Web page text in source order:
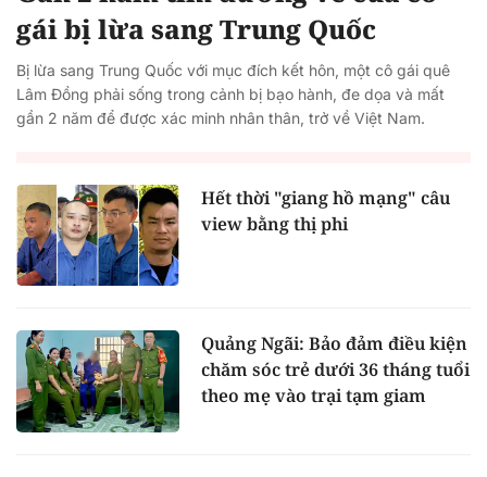
gái bị lừa sang Trung Quốc
Bị lừa sang Trung Quốc với mục đích kết hôn, một cô gái quê
Lâm Đồng phải sống trong cảnh bị bạo hành, đe dọa và mất
gần 2 năm để được xác minh nhân thân, trở về Việt Nam.
Hết thời "giang hồ mạng" câu
view bằng thị phi
Quảng Ngãi: Bảo đảm điều kiện
chăm sóc trẻ dưới 36 tháng tuổi
theo mẹ vào trại tạm giam